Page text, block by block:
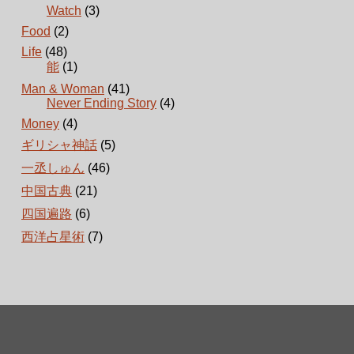
Watch (3)
Food (2)
Life (48)
能 (1)
Man & Woman (41)
Never Ending Story (4)
Money (4)
ギリシャ神話 (5)
一丞しゅん (46)
中国古典 (21)
四国遍路 (6)
西洋占星術 (7)